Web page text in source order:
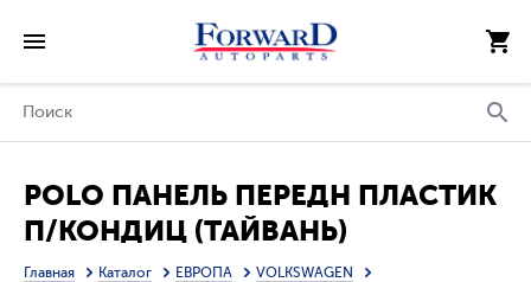
POLO ПАНЕЛЬ ПЕРЕДН ПЛАСТИК
П/КОНДИЦ (ТАЙВАНЬ)
Главная Каталог ЕВРОПА
VOLKSWAGEN